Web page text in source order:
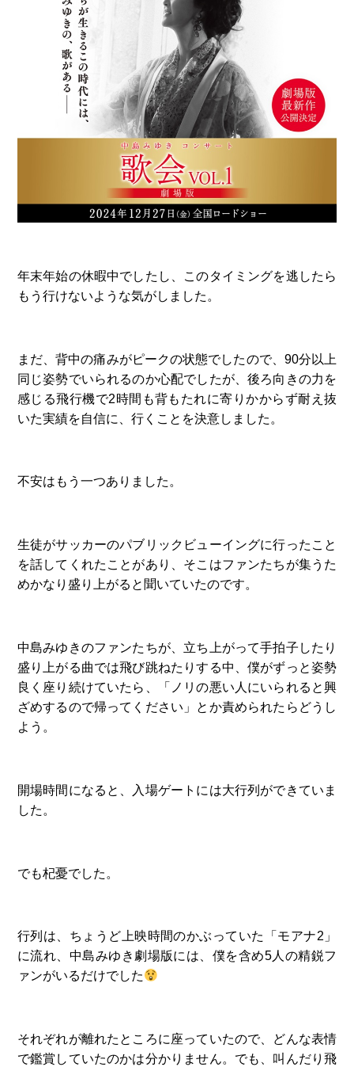
年末年始の休暇中でしたし、このタイミングを逃したら
もう行けないような気がしました。
まだ、背中の痛みがピークの状態でしたので、90分以上
同じ姿勢でいられるのか心配でしたが、後ろ向きの力を
感じる飛行機で2時間も背もたれに寄りかからず耐え抜
いた実績を自信に、行くことを決意しました。
不安はもう一つありました。
生徒がサッカーのパブリックビューイングに行ったこと
を話してくれたことがあり、そこはファンたちが集うた
めかなり盛り上がると聞いていたのです。
中島みゆきのファンたちが、立ち上がって手拍子したり
盛り上がる曲では飛び跳ねたりする中、僕がずっと姿勢
良く座り続けていたら、「ノリの悪い人にいられると興
ざめするので帰ってください」とか責められたらどうし
よう。
開場時間になると、入場ゲートには大行列ができていま
した。
でも杞憂でした。
行列は、ちょうど上映時間のかぶっていた「モアナ2」
に流れ、中島みゆき劇場版には、僕を含め5人の精鋭フ
ァンがいるだけでした
それぞれが離れたところに座っていたので、どんな表情
で鑑賞していたのかは分かりません。でも、叫んだり飛